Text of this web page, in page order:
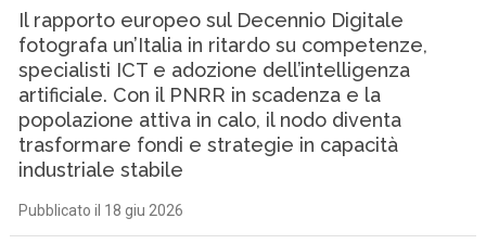
Il rapporto europeo sul Decennio Digitale
fotografa un’Italia in ritardo su competenze,
specialisti ICT e adozione dell’intelligenza
artificiale. Con il PNRR in scadenza e la
popolazione attiva in calo, il nodo diventa
trasformare fondi e strategie in capacità
industriale stabile
Pubblicato il 18 giu 2026